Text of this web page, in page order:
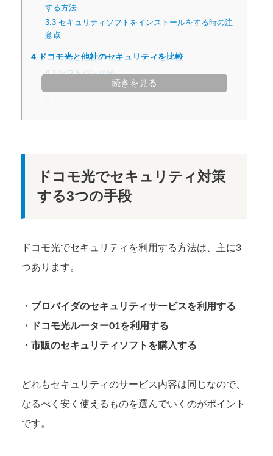
する方法
3.3セキュリティソフトをインストールをする時の注
意点
4 ドコモ光と他社のセキュリティを比較
4.1ソフトバンク光
続きを見る
ドコモ光でセキュリティ対策
する3つの手段
ドコモ光でセキュリティを利用する方法は、主に3
つあります。
・プロバイダのセキュリティサービスを利用する
・ドコモ光ルーター01を利用する
・市販のセキュリティソフトを購入する
どれもセキュリティのサービス内容は同じなので、
なるべく安く使えるものを選んでいくのがポイント
です。